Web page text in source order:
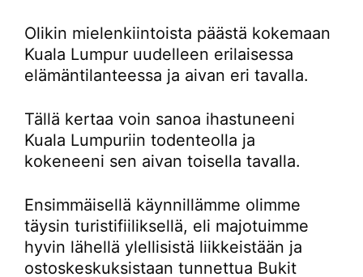
Olikin mielenkiintoista päästä kokemaan
Kuala Lumpur uudelleen erilaisessa
elämäntilanteessa ja aivan eri tavalla.
Tällä kertaa voin sanoa ihastuneeni
Kuala Lumpuriin todenteolla ja
kokeneeni sen aivan toisella tavalla.
Ensimmäisellä käynnillämme olimme
täysin turistifiiliksellä, eli majotuimme
hyvin lähellä ylellisistä liikkeistään ja
ostoskeskuksistaan tunnettua Bukit